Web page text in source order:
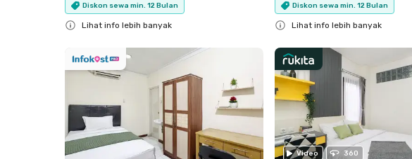
Diskon sewa min. 12 Bulan
Lihat info lebih banyak
Diskon sewa min. 12 Bulan
Lihat info lebih banyak
Video 360